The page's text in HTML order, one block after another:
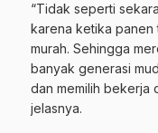
“Tidak seperti
karena ketika panen
murah. Sehingga
banyak generasi
dan memilih bekerja
jelasnya.